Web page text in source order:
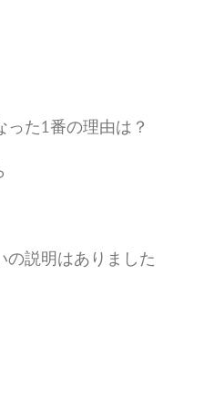
た1番の理由は？
説明はありました